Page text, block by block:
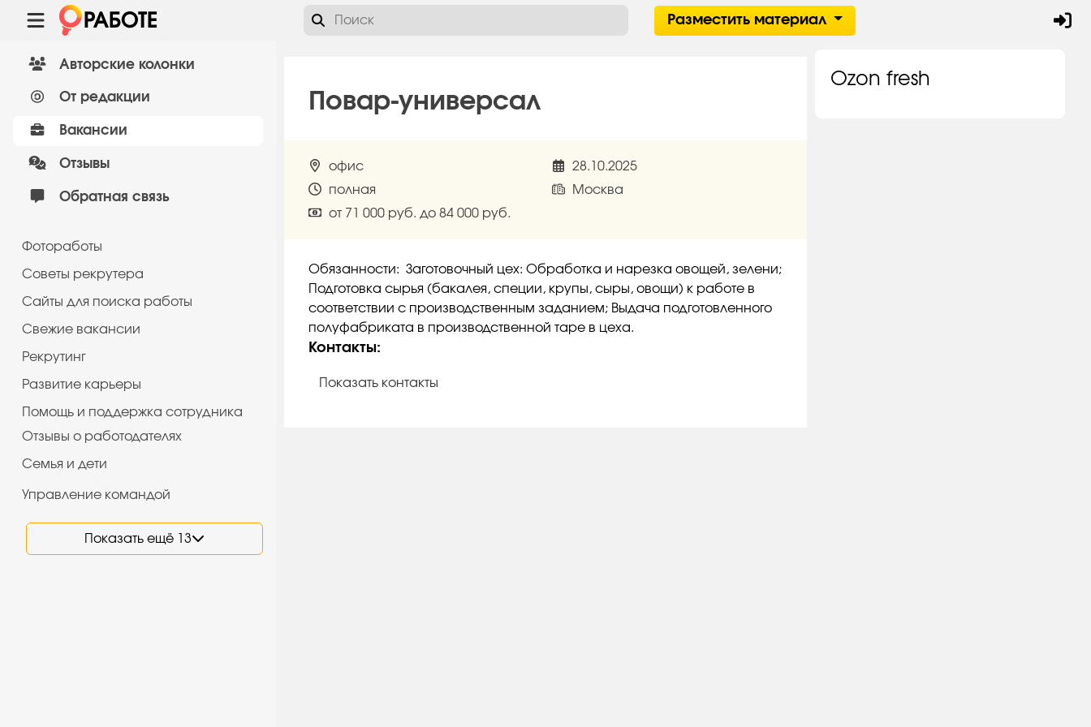
Разместить материал
Авторские колонки
От редакции
Вакансии
Отзывы
Обратная связь
Фотоработы
Советы рекрутера
Сайты для поиска работы
Cвежие вакансии
Рекрутинг
Развитие карьеры
Помощь и поддержка сотрудника
Отзывы о работодателях
Семья и дети
Управление командой
Показать ещё 13
Повар-универсал
офис
28.10.2025
полная
Москва
от 71 000 руб. до 84 000 руб.
Обязанности: Заготовочный цех: Обработка и нарезка овощей, зелени;
Подготовка сырья (бакалея, специи, крупы, сыры, овощи) к работе в
соответствии с производственным заданием; Выдача подготовленного
полуфабриката в производственной таре в цеха.
Контакты:
Показать контакты
Ozon fresh